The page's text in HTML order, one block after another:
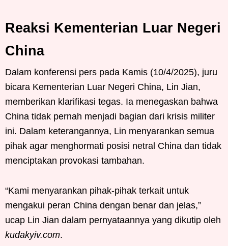
Reaksi Kementerian Luar Negeri
China
Dalam konferensi pers pada Kamis (10/4/2025), juru
bicara Kementerian Luar Negeri China, Lin Jian,
memberikan klarifikasi tegas. Ia menegaskan bahwa
China tidak pernah menjadi bagian dari krisis militer
ini. Dalam keterangannya, Lin menyarankan semua
pihak agar menghormati posisi netral China dan tidak
menciptakan provokasi tambahan.
“Kami menyarankan pihak-pihak terkait untuk
mengakui peran China dengan benar dan jelas,”
ucap Lin Jian dalam pernyataannya yang dikutip oleh
kudakyiv.com.